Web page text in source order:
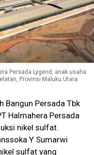
Persada Lygend, anak usaha
Provinsi Maluku Utara.
Bangun Persada Tbk
Halmahera Persada
nikel sulfat.
Y Sumarwi
sulfat yang